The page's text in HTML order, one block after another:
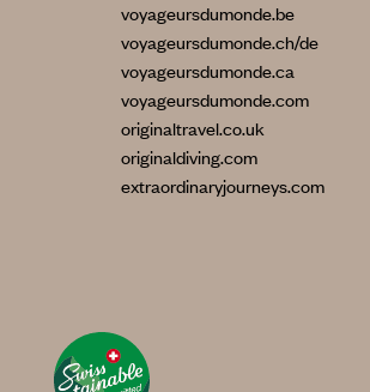
voyageursdumonde.be
voyageursdumonde.ch/de
voyageursdumonde.ca
voyageursdumonde.com
originaltravel.co.uk
originaldiving.com
extraordinaryjourneys.com